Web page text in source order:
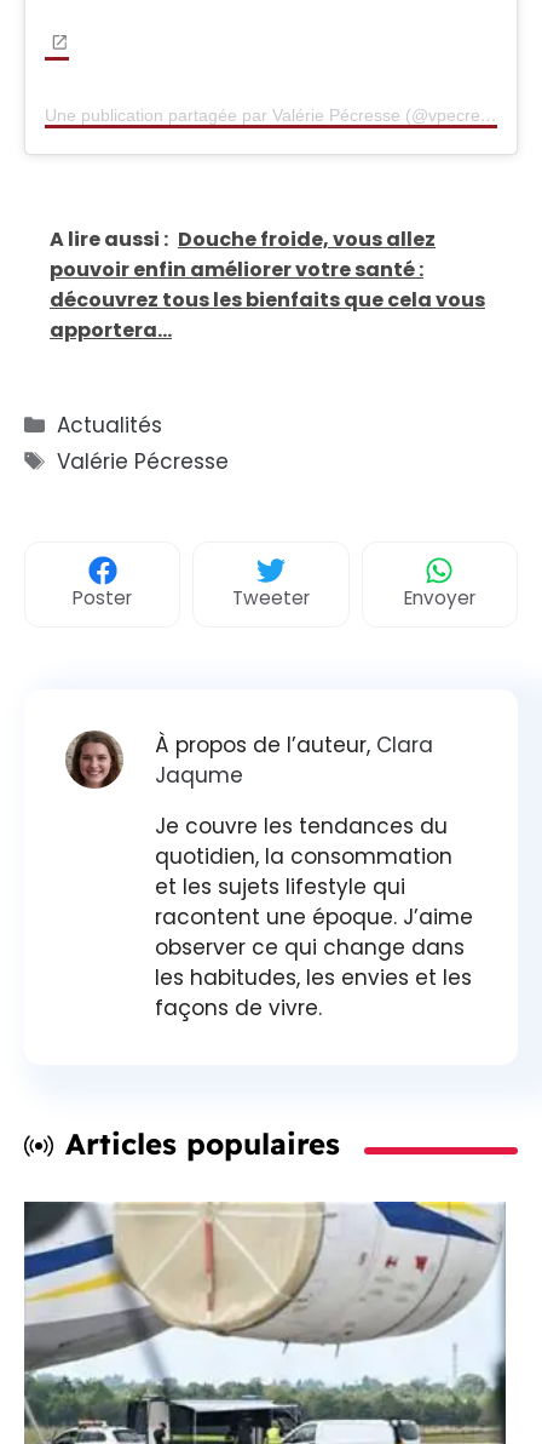
Une publication partagée par Valérie Pécresse (@vpecresse)
A lire aussi : Douche froide, vous allez
pouvoir enfin améliorer votre santé :
découvrez tous les bienfaits que cela vous
apportera...
Catégories
Actualités
Étiquettes
Valérie Pécresse
Poster Tweeter Envoyer
À propos de l’auteur, Clara
Jaqume
Je couvre les tendances du
quotidien, la consommation
et les sujets lifestyle qui
racontent une époque. J’aime
observer ce qui change dans
les habitudes, les envies et les
façons de vivre.
Articles populaires